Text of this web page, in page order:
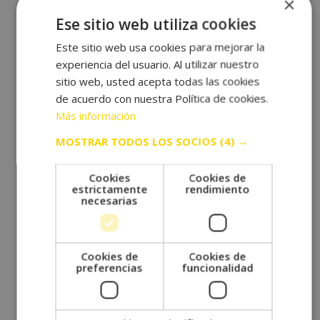
colaborar en equiposon principios clave que
se viven en el deporte.
Esfuerzo: Cada logro en el deporte requiere
trabajo duro y dedicación , enseñando la
importancia del esfuerzo en todas las áreas de
la vida.
Humildad: Reconocer los
aprender de los erroreses vital para el
Superación: El deseo constante de
superar los propios récordses un valor que
impulsa a los deportistas a alcanzar nuevas
Trabajo en equipo: El éxito en muchos
deportes depende de lacolaboración y la
comunicación efectiva
entre los miembros
del equipo.
Ese sitio web utiliza cookies
Este sitio web usa cookies para mejorar la
experiencia del usuario. Al utilizar nuestro
sitio web, usted acepta todas las cookies
de acuerdo con nuestra Política de cookies.
Más información
MOSTRAR TODOS LOS SOCIOS (4) →
Cookies
estrictamente
necesarias
Cookies de
rendimiento
Cookies de
preferencias
Cookies de
funcionalidad